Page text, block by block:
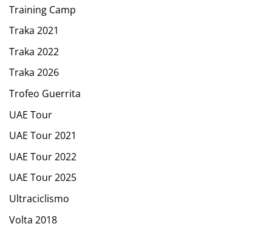
Training Camp
Traka 2021
Traka 2022
Traka 2026
Trofeo Guerrita
UAE Tour
UAE Tour 2021
UAE Tour 2022
UAE Tour 2025
Ultraciclismo
Volta 2018